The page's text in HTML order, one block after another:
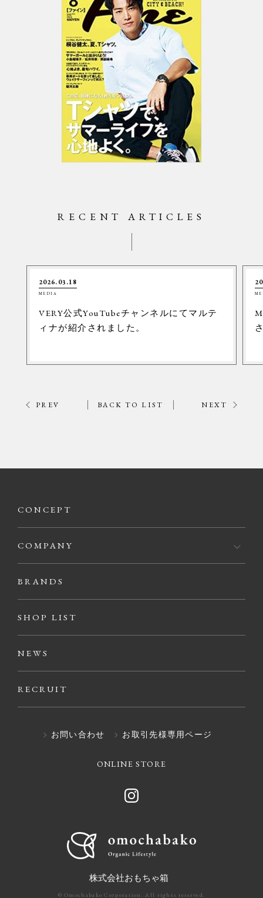
RECENT ARTICLES
2026.03.18
MEDIA
VERY公式YouTubeチャンネルにてマルテ
ィナが紹介されました。
PREV BACK TO LIST NEXT
CONCEPT
COMPANY
BRANDS
SHOP LIST
NEWS
RECRUIT
お問い合わせ お取引先様専用ページ
ONLINE STORE
株式会社おもちゃ箱
© Omochabako Corporation. All rights reserved.